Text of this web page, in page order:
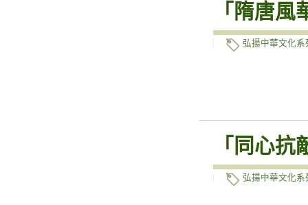
「隋唐
弘揚中華文化系
「同心
弘揚中華文化系